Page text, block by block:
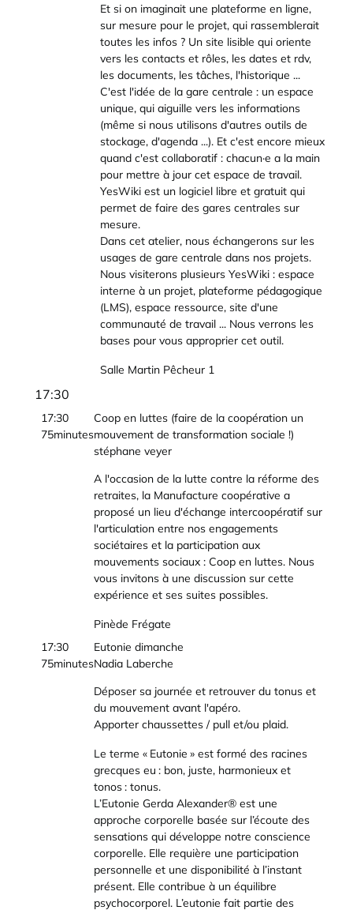
Et si on imaginait une plateforme en ligne,
sur mesure pour le projet, qui rassemblerait
toutes les infos ? Un site lisible qui oriente
vers les contacts et rôles, les dates et rdv,
les documents, les tâches, l'historique ...
C'est l'idée de la gare centrale : un espace
unique, qui aiguille vers les informations
(même si nous utilisons d'autres outils de
stockage, d'agenda ...). Et c'est encore mieux
quand c'est collaboratif : chacun·e a la main
pour mettre à jour cet espace de travail.
YesWiki est un logiciel libre et gratuit qui
permet de faire des gares centrales sur
mesure.
Dans cet atelier, nous échangerons sur les
usages de gare centrale dans nos projets.
Nous visiterons plusieurs YesWiki : espace
interne à un projet, plateforme pédagogique
(LMS), espace ressource, site d'une
communauté de travail ... Nous verrons les
bases pour vous approprier cet outil.
Salle Martin Pêcheur 1
17:30
17:30
75minutes
Coop en luttes (faire de la coopération un
mouvement de transformation sociale !)
stéphane veyer
A l'occasion de la lutte contre la réforme des
retraites, la Manufacture coopérative a
proposé un lieu d'échange intercoopératif sur
l'articulation entre nos engagements
sociétaires et la participation aux
mouvements sociaux : Coop en luttes. Nous
vous invitons à une discussion sur cette
expérience et ses suites possibles.
Pinède Frégate
17:30
75minutes
Eutonie dimanche
Nadia Laberche
Déposer sa journée et retrouver du tonus et
du mouvement avant l'apéro.
Apporter chaussettes / pull et/ou plaid.
Le terme « Eutonie » est formé des racines
grecques eu : bon, juste, harmonieux et
tonos : tonus.
L’Eutonie Gerda Alexander® est une
approche corporelle basée sur l’écoute des
sensations qui développe notre conscience
corporelle. Elle requière une participation
personnelle et une disponibilité à l’instant
présent. Elle contribue à un équilibre
psychocorporel. L’eutonie fait partie des